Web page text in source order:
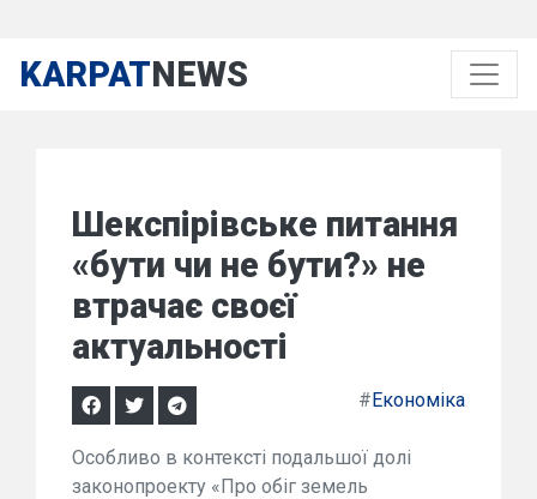
KARPATNEWS
Шекспірівське питання
«бути чи не бути?» не
втрачає своєї
актуальності
#Економіка
Особливо в контексті подальшої долі
законопроекту «Про обіг земель